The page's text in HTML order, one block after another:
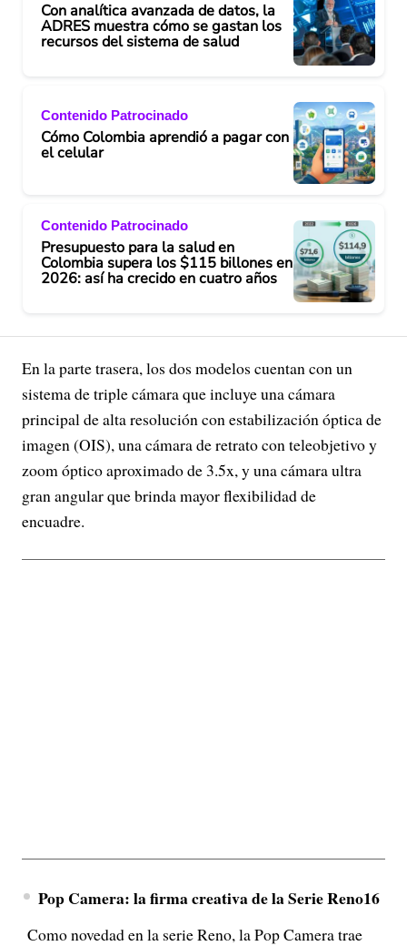
Con analítica avanzada de datos, la
ADRES muestra cómo se gastan los
recursos del sistema de salud
Contenido Patrocinado
Cómo Colombia aprendió a pagar con
el celular
Contenido Patrocinado
Presupuesto para la salud en
Colombia supera los $115 billones en
2026: así ha crecido en cuatro años
En la parte trasera, los dos modelos cuentan con un
sistema de triple cámara que incluye una cámara
principal de alta resolución con estabilización óptica de
imagen (OIS), una cámara de retrato con teleobjetivo y
zoom óptico aproximado de 3.5x, y una cámara ultra
gran angular que brinda mayor flexibilidad de
encuadre.
Pop Camera: la firma creativa de la Serie Reno16
Como novedad en la serie Reno, la Pop Camera trae